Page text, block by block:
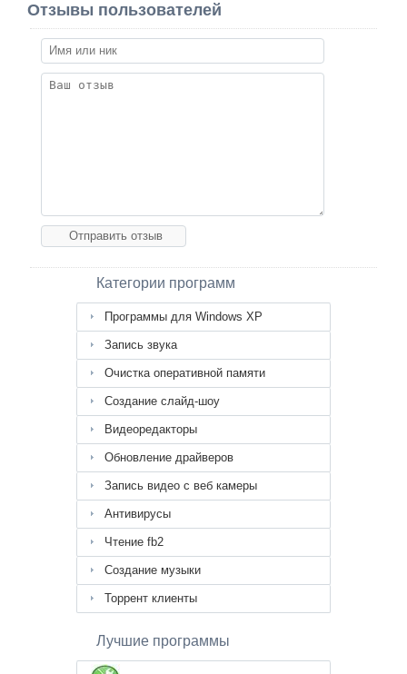
Отзывы пользователей
Категории программ
Программы для Windows XP
Запись звука
Очистка оперативной памяти
Создание слайд-шоу
Видеоредакторы
Обновление драйверов
Запись видео с веб камеры
Антивирусы
Чтение fb2
Создание музыки
Торрент клиенты
Лучшие программы